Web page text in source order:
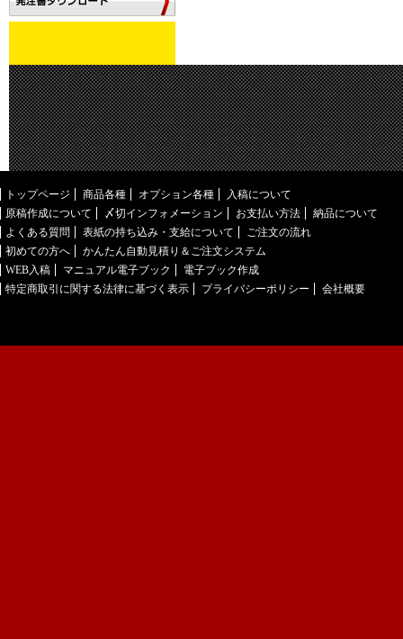
トップページ 商品各種 オプション各種
入稿について
原稿作成について
〆切インフォメーション お支払い方法
納品について
よくある質問
表紙の持ち込み・支給について
ご注文の流れ
初めての方へ
かんたん自動見積り＆ご注文システム
WEB入稿
マニュアル電子ブック
電子ブック作成
特定商取引に関する法律に基づく表示
プライバシーポリシー 会社概要